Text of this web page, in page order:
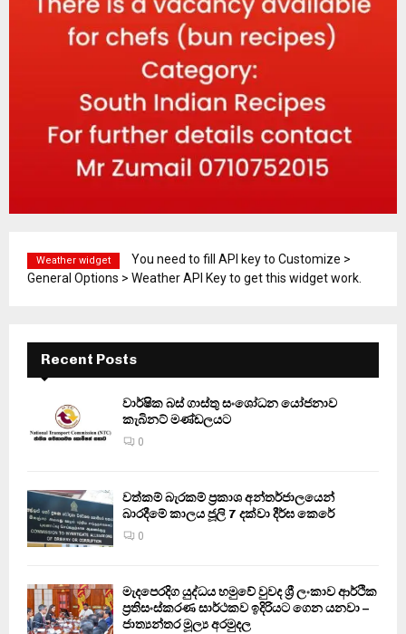
Weather widget
You need to fill API key to Customize >
General Options > Weather API Key to get this widget work.
Recent Posts
වාර්ෂික බස් ගාස්තු සංශෝධන යෝජනාව
කැබිනට් මණ්ඩලයට
0
වත්කම් බැරකම් ප්‍රකාශ අන්තර්ජාලයෙන්
බාරදීමේ කාලය ජූලි 7 දක්වා දීර්ඝ කෙරේ
0
මැදපෙරදිග යුද්ධය හමුවේ වුවද ශ්‍රී ලංකාව ආර්ථික
ප්‍රතිසංස්කරණ සාර්ථකව ඉදිරියට ගෙන යනවා –
ජාත්‍යන්තර මූල්‍ය අරමුදල